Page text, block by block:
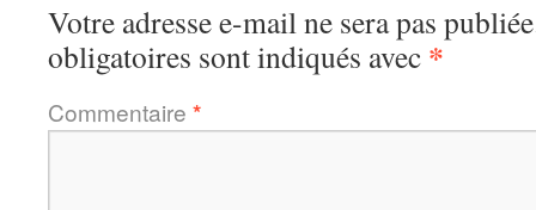
Votre adresse e-mail ne sera pas
obligatoires sont indiqués avec *
Commentaire *